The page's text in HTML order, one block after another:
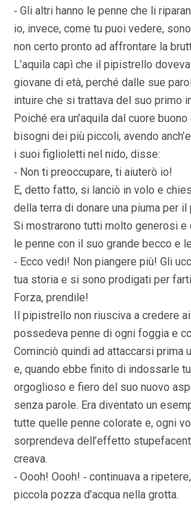
‑ Gli altri hanno le penne che li
io, invece, come tu puoi vedere,
non certo pronto ad affrontare la
L’aquila capì che il pipistrello
giovane di età, perché dalle sue
intuire che si trattava del suo primo
Poiché era un’aquila dal cuore
bisogni dei più piccoli, avendo
i suoi figlioletti nel nido, disse:
‑ Non ti preoccupare, ti aiuterò io!
E, detto fatto, si lanciò in volo e
della terra di donare una piuma per
Si mostrarono tutti molto generosi e
le penne con il suo grande becco e
‑ Ecco vedi! Non piangere più! Gli
tua storia e si sono prodigati per
Forza, prendile!
Il pipistrello non riusciva a credere
possedeva penne di ogni foggia e
Cominciò quindi ad attaccarsi prima
e, quando ebbe finito di indossarle
orgoglioso e fiero del suo nuovo
senza parole. Era diventato un
tutte quelle penne colorate e, ogni
sorprendeva dell’effetto
creava.
‑ Oooh! Oooh! ‑ continuava a
piccola pozza d’acqua nella grotta.